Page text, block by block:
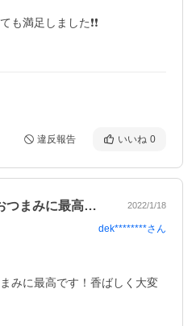
満足しました❗️❗️
違反報告 いいね 0
たっぷり入っていて、おつまみに最高です… 2022/1/18
dek********さん
みに最高です！香ばしく大変